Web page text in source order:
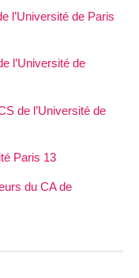
l’Université de Paris
l’Université de
de l’Université de
Paris 13
du CA de